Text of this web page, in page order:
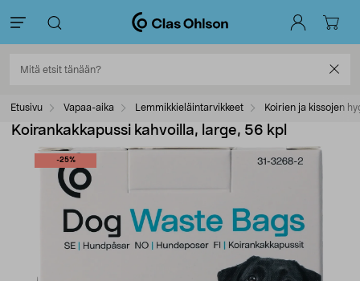
Etusivu Vapaa-aika Lemmikkieläintarvikkeet Koirien ja kissojen
Koirankakkapussi kahvoilla, large, 56 kpl
-25%